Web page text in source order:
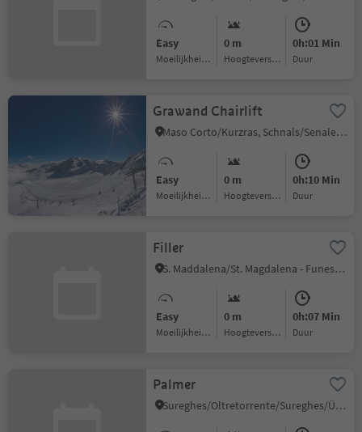
Easy
Moeilijkheidsgraad
0 m
Hoogteverschil
0h:01 Min
Duur
Grawand Chairlift
Maso Corto/Kurzras, Schnals/Senales, Vinschgau/Val Venosta
Easy
Moeilijkheidsgraad
0 m
Hoogteverschil
0h:10 Min
Duur
Filler
S. Maddalena/St. Magdalena - Funes/Villnöss, Villnöss/Funes, Dolomites Region Lüsen Villnöss
Easy
Moeilijkheidsgraad
0 m
Hoogteverschil
0h:07 Min
Duur
Palmer
Sureghes/Oltretorrente/Sureghes/Überwasser, Kastelruth/Castelrotto, Dolomites Region Seiser Alm